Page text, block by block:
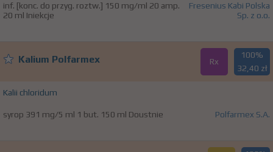
inf. [konc. do przyg. roztw.] 150 mg/ml 20 amp.
20 ml Iniekcje
Fresenius Kabi Polska
Sp. z o.o.
Kalium Polfarmex Rx
100%
32,40 zł
Kalii chloridum
syrop 391 mg/5 ml 1 but. 150 ml Doustnie Polfarmex S.A.